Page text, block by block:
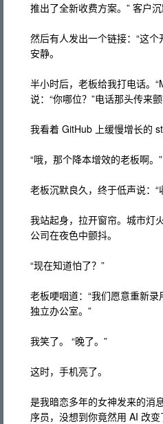
推出了全新收费方案。” 客户沉
然后有人发出一个链接：“这
安静。
半小时后，老板给我打电话。
说：“你哪位？”电话那头传来
我看着 GitHub 上缓慢增长的
“哦，那个降本增效的老板啊。”
老板沉默良久，终于低声说：
我站起身，拉开窗帘。城市灯
公司在夜色中颤抖。
“现在知道怕了？”
老板哽咽道：“我们愿意重新
独立办公室。”
我笑了。 “晚了。”
这时，手机亮了。
是我暗恋多年的女神发来的消
序员，没想到你竟然用 AI 改